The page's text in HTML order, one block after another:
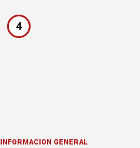
4
INFORMACION GENERAL